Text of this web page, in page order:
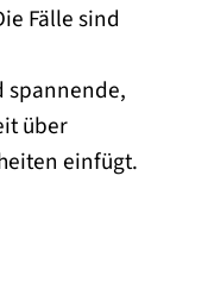
Fälle sind
spannende,
über
einfügt.